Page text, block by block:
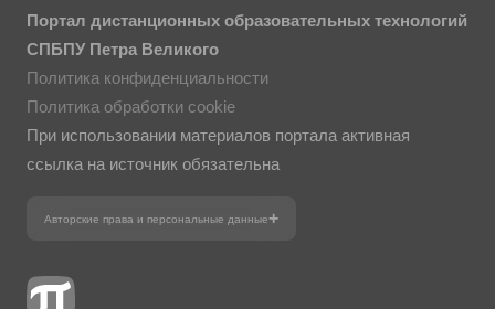
Портал дистанционных образовательных технологий
СПБПУ Петра Великого
Политика конфиденциальности
Политика обработки cookie
При использовании материалов портала активная
ссылка на источник обязательна
Авторские права и персональные данные
Фотографии размещены с согласия
о персональных данных. Согласно